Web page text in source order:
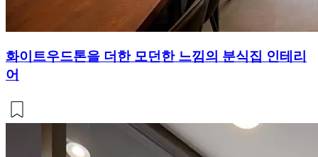
화이트우드톤을 더한 모던한 느낌의 분식집 인테리
어